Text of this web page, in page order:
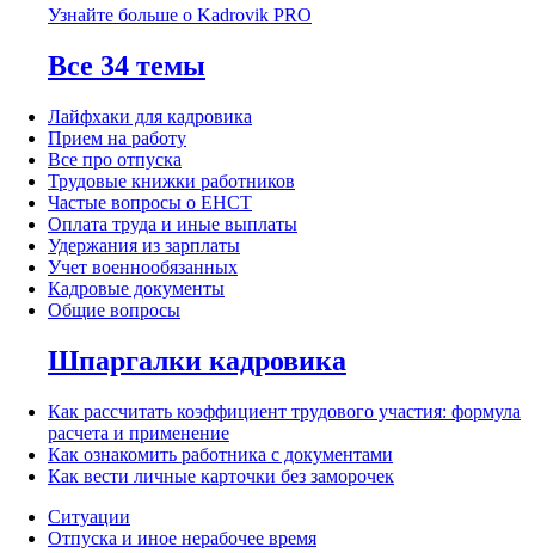
Узнайте больше о Kadrovik PRO
Все 34 темы
Лайфхаки для кадровика
Прием на работу
Все про отпуска
Трудовые книжки работников
Частые вопросы о ЕНСТ
Оплата труда и иные выплаты
Удержания из зарплаты
Учет военнообязанных
Кадровые документы
Общие вопросы
Шпаргалки кадровика
Как рассчитать коэффициент трудового участия: формула
расчета и применение
Как ознакомить работника с документами
Как вести личные карточки без заморочек
Ситуации
Отпуска и иное нерабочее время